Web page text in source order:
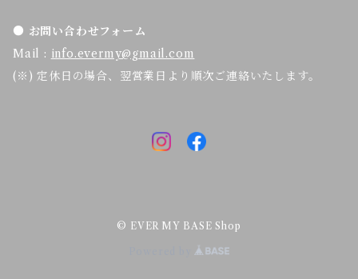
● お問い合わせフォーム
Mail : info.evermy@gmail.com
(※) 定休日の場合、翌営業日より順次ご連絡いたします。
© EVER MY BASE Shop